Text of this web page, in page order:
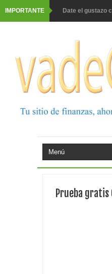
IMPORTANTE Date el gustazo
Barbadillo te da
Prueba gratis
Prueba gratis
Gana premios
premios
Prueba gratis